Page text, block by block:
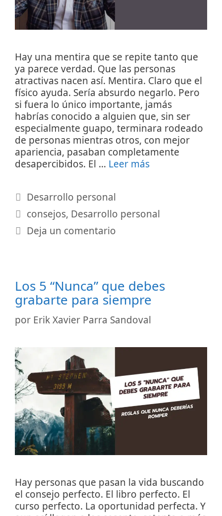
Hay una mentira que se repite tanto que
ya parece verdad. Que las personas
atractivas nacen así. Mentira. Claro que el
físico ayuda. Sería absurdo negarlo. Pero
si fuera lo único importante, jamás
habrías conocido a alguien que, sin ser
especialmente guapo, terminara rodeado
de personas mientras otros, con mejor
apariencia, pasaban completamente
desapercibidos. El … Leer más
Categorías
Desarrollo personal
Etiquetas
consejos, Desarrollo personal
Deja un comentario
Los 5 “Nunca” que debes
grabarte para siempre
por Erik Xavier Parra Sandoval
Hay personas que pasan la vida buscando
el consejo perfecto. El libro perfecto. El
curso perfecto. La oportunidad perfecta. Y